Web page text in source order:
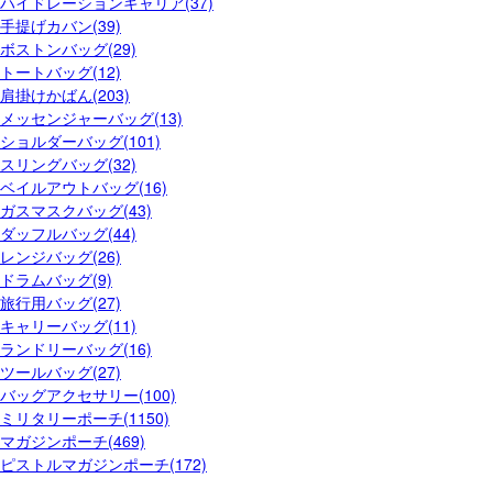
手提げカバン(39)
ボストンバッグ(29)
トートバッグ(12)
肩掛けかばん(203)
メッセンジャーバッグ(13)
ショルダーバッグ(101)
スリングバッグ(32)
ベイルアウトバッグ(16)
ガスマスクバッグ(43)
ダッフルバッグ(44)
レンジバッグ(26)
ドラムバッグ(9)
旅行用バッグ(27)
キャリーバッグ(11)
ランドリーバッグ(16)
ツールバッグ(27)
バッグアクセサリー(100)
ミリタリーポーチ(1150)
マガジンポーチ(469)
ピストルマガジンポーチ(172)